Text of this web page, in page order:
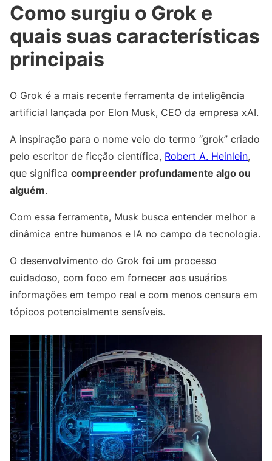
Como surgiu o Grok e
quais suas características
principais
O Grok é a mais recente ferramenta de inteligência
artificial lançada por Elon Musk, CEO da empresa xAI.
A inspiração para o nome veio do termo “grok” criado
pelo escritor de ficção científica, Robert A. Heinlein,
que significa compreender profundamente algo ou
alguém.
Com essa ferramenta, Musk busca entender melhor a
dinâmica entre humanos e IA no campo da tecnologia.
O desenvolvimento do Grok foi um processo
cuidadoso, com foco em fornecer aos usuários
informações em tempo real e com menos censura em
tópicos potencialmente sensíveis.